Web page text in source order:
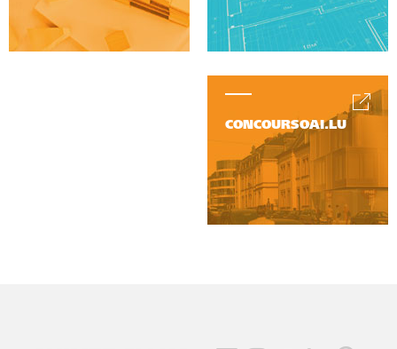
CONCOURSOAI.LU